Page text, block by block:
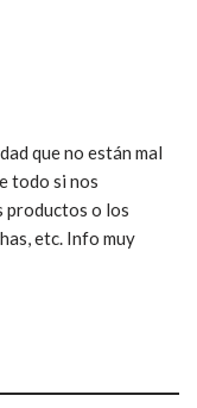
que no están mal
todo si nos
productos o los
etc. Info muy